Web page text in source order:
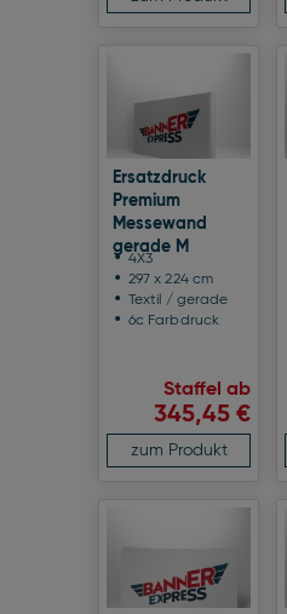
Ersatzdruck
Premium
Messewand
gerade M
4X3
297 x 224 cm
Textil / gerade
6c Farbdruck
Staffel ab
345,45 €
zum Produkt